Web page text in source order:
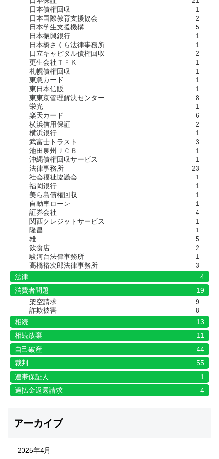
日本債権回収
1
日本国際教育支援協会
2
日本学生支援機構
5
日本振興銀行
1
日本橋さくら法律事務所
1
日立キャピタル債権回収
2
更生会社ＴＦＫ
1
札幌債権回収
1
東急カード
1
東日本信販
1
東東京管理解決センター
8
栄光
1
楽天カード
6
横浜信用保証
2
横浜銀行
1
武富士トラスト
3
池田泉州ＪＣＢ
1
沖縄債権回収サービス
1
法律事務所
23
社会福祉協議会
1
福岡銀行
1
美ら島債権回収
1
自動車ローン
1
証券会社
4
関西クレジットサービス
1
隆昌
1
雄
5
飲食店
2
駿河台法律事務所
1
高橋裕次郎法律事務所
3
法律
4
消費者問題
19
架空請求
9
詐欺被害
8
相続
13
相続放棄
11
自己破産
44
裁判
55
連帯保証人
1
過払金返還請求
4
アーカイブ
2025年4月